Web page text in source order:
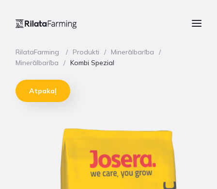
RilataFarming Produkti
Minerālbarība
Minerālbarība
Kombi Spezial
Atpakaļ